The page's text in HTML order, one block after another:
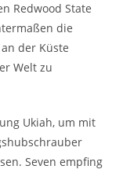
Redwood State
die
der Küste
Welt zu
Ukiah, um mit
Seven empfing